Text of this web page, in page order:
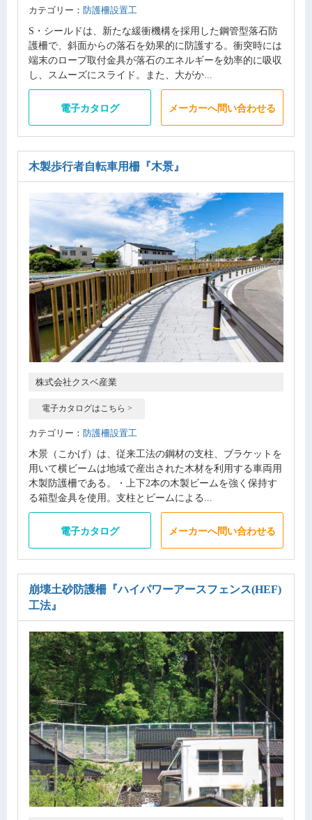
カテゴリー： 防護柵設置工
S・シールドは、新たな緩衝機構を採用した鋼管型落石防
護柵で、斜面からの落石を効果的に防護する。衝突時には
端末のロープ取付金具が落石のエネルギーを効率的に吸収
し、スムーズにスライド。また、大がか...
電子カタログ メーカーへ問い合わせる
木製歩行者自転車用柵 『木景』
株式会社クスベ産業
電子カタログはこちら >
カテゴリー： 防護柵設置工
木景（こかげ）は、従来工法の鋼材の支柱、ブラケットを
用いて横ビームは地域で産出された木材を利用する車両用
木製防護柵である。・上下2本の木製ビームを強く保持す
る箱型金具を使用。支柱とビームによる...
電子カタログ メーカーへ問い合わせる
崩壊土砂防護柵 『ハイパワーアースフェンス(HEF)
工法』